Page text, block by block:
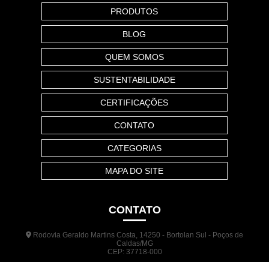
PRODUTOS
BLOG
QUEM SOMOS
SUSTENTABILIDADE
CERTIFICAÇÕES
CONTATO
CATEGORIAS
MAPA DO SITE
CONTATO
Rodovia Geraldo Martins Costa, 14250 - Bortolan Sul - Poços de
Caldas/MG
CEP: 37718-000